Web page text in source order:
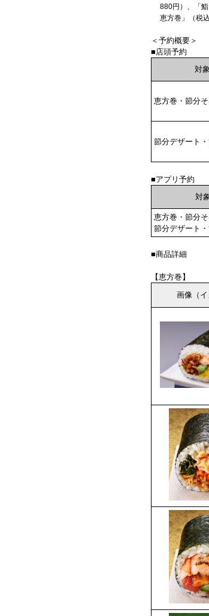
880円）、「
恵方巻」（税
＜予約概要＞
■店頭予約
対
恵方巻・節分
節分デザート
■アプリ予約
対
恵方巻・節分
節分デザート
■商品詳細
【恵方巻】
画像（イ